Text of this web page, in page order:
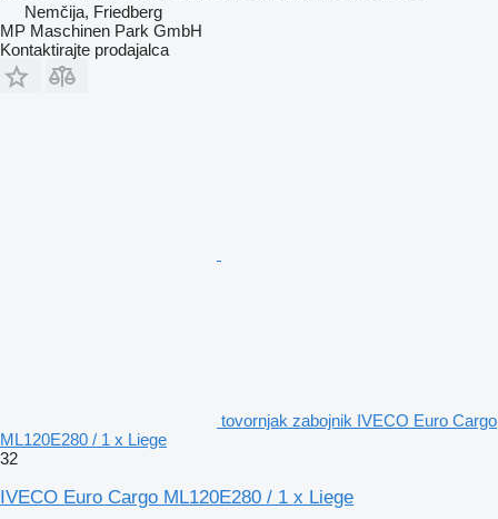
Nemčija, Friedberg
MP Maschinen Park GmbH
Kontaktirajte prodajalca
tovornjak zabojnik IVECO Euro Cargo
ML120E280 / 1 x Liege
32
IVECO Euro Cargo ML120E280 / 1 x Liege